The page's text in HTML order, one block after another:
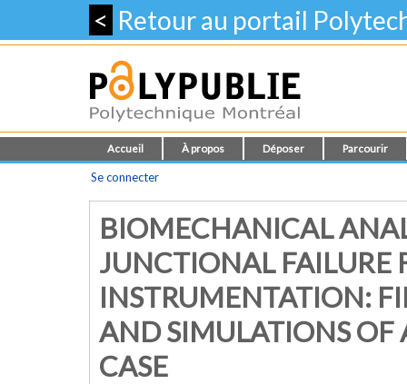
< Retour au portail
Accueil À propos Déposer Parcourir
Se connecter
BIOMECHANICAL
JUNCTIONAL FAILURE
INSTRUMENTATION:
AND SIMULATIONS OF
CASE